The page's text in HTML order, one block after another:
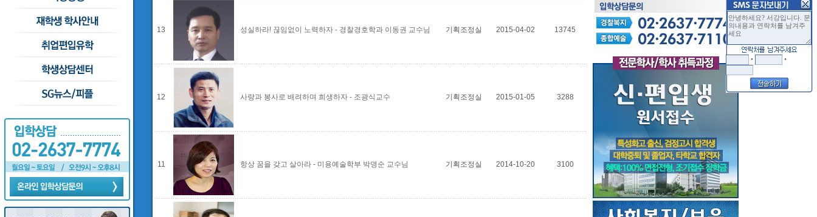
• •
13 성실하라! 끊임없이 노력하자 - 경찰경호학과 이동권 교수님 기획조정실 2015-04-02 13745
12 사랑과 봉사로 배려하며 희생하자 - 조광식교수 기획조정실 2015-01-05 3288
11 항상 꿈을 갖고 살아라 - 미용예술학부 박명순 교수님 기획조정실 2014-10-20 3100